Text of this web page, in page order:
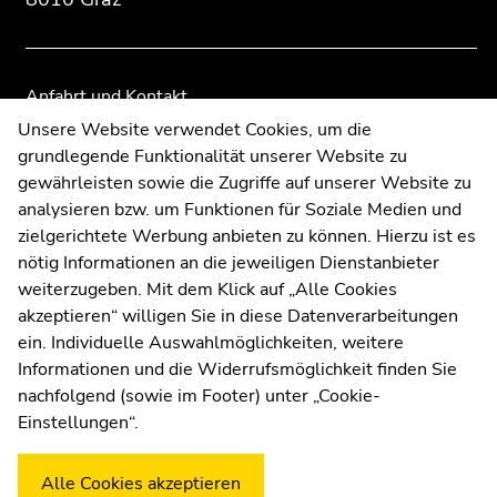
Anfahrt und Kontakt
Kommunikation und Öffentlichkeitsarbeit
Moodle
UNIGRAZonline
Impressum
Datenschutzerklärung
Cookie-Einstellungen
Barrierefreiheitserklärung
WetterstationUni Graz
Unsere Website verwendet Cookies, um die
grundlegende Funktionalität unserer Website zu
gewährleisten sowie die Zugriffe auf unserer Website zu
analysieren bzw. um Funktionen für Soziale Medien und
zielgerichtete Werbung anbieten zu können. Hierzu ist es
nötig Informationen an die jeweiligen Dienstanbieter
weiterzugeben. Mit dem Klick auf „Alle Cookies
akzeptieren“ willigen Sie in diese Datenverarbeitungen
ein. Individuelle Auswahlmöglichkeiten, weitere
Informationen und die Widerrufsmöglichkeit finden Sie
nachfolgend (sowie im Footer) unter „Cookie-
Einstellungen“.
Alle Cookies akzeptieren